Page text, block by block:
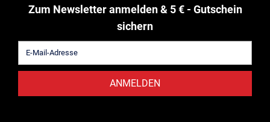
Zum Newsletter anmelden & 5 € - Gutschein
sichern
ANMELDEN